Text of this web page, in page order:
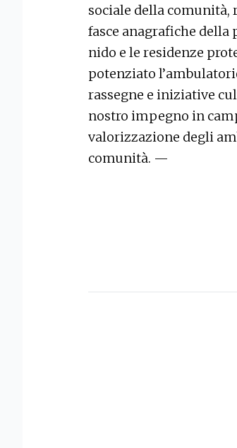
sociale della
fasce anagrafiche
nido e le residenze
potenziato
rassegne e iniziative
nostro impegno in
valorizzazione degli
comunità. —